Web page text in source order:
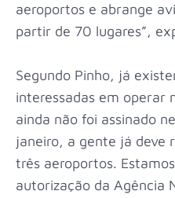
aeroportos e abrange
partir de 70 lugares”,
Segundo Pinho, já
interessadas em operar
ainda não foi assinado
janeiro, a gente já deve
três aeroportos.
autorização da Agência